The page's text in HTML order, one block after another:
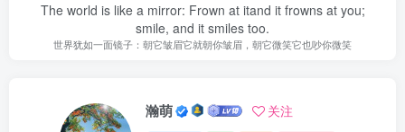
The world is like a mirror: Frown at itand it frowns at you;
smile, and it smiles too.
世界犹如一面镜子：朝它皱眉它就朝你皱眉，朝它微笑它也吵你微笑
瀚萌 关注